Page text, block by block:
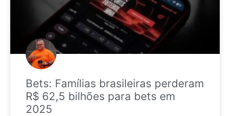
Bets: Famílias brasileiras perderam
R$ 62,5 bilhões para bets em
2025